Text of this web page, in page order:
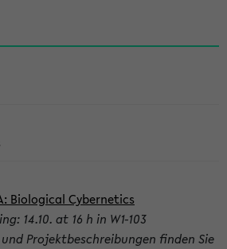
Biological Cybernetics
14.10. at 16 h in W1-103
Projektbeschreibungen finden Sie